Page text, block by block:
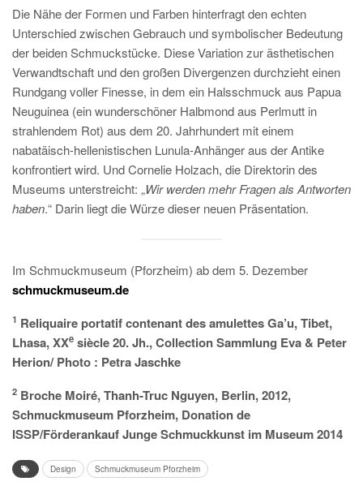
Die Nähe der Formen und Farben hinterfragt den echten
Unterschied zwischen Gebrauch und symbolischer Bedeutung
der beiden Schmuckstücke. Diese Variation zur ästhetischen
Verwandtschaft und den großen Divergenzen durchzieht einen
Rundgang voller Finesse, in dem ein Halsschmuck aus Papua
Neuguinea (ein wunderschöner Halbmond aus Perlmutt in
strahlendem Rot) aus dem 20. Jahrhundert mit einem
nabatäisch-hellenistischen Lunula-Anhänger aus der Antike
konfrontiert wird. Und Cornelie Holzach, die Direktorin des
Museums unterstreicht: „Wir werden mehr Fragen als Antworten
haben.“ Darin liegt die Würze dieser neuen Präsentation.
Im Schmuckmuseum (Pforzheim) ab dem 5. Dezember
schmuckmuseum.de
1 Reliquaire portatif contenant des amulettes Ga’u, Tibet,
Lhasa, XXe siècle 20. Jh., Collection Sammlung Eva & Peter
Herion/ Photo : Petra Jaschke
2 Broche Moiré, Thanh-Truc Nguyen, Berlin, 2012,
Schmuckmuseum Pforzheim, Donation de
ISSP/Förderankauf Junge Schmuckkunst im Museum 2014
Design Schmuckmuseum Pforzheim